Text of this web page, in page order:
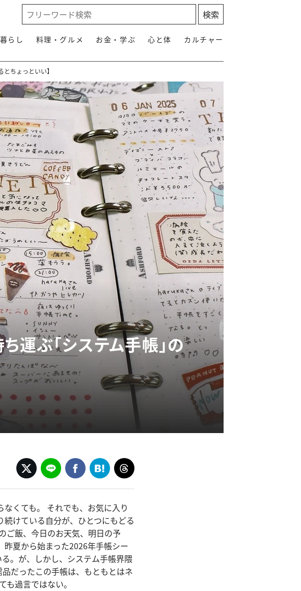
らし 料理・グルメ お金・学ぶ 心と体 カルチャー
ちょっといい】
運ぶ「システム手帳」の
くても。 それでも、お気に入り
けている自分が、ひとつにもどる
ご飯、今日のお天気、明日の予
夏から始まった2026年手帳シー
。が、しかし、システム手帳界隈
だったこの手帳は、もともとはネ
も過言ではない。